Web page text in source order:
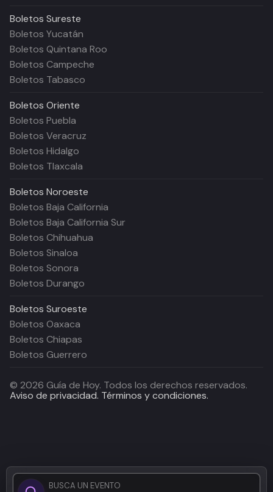
BUSCA UN EVENTO
Boletos Sureste
Boletos Yucatán
Boletos Quintana Roo
Boletos Campeche
Boletos Tabasco
Boletos Oriente
Boletos Puebla
Boletos Veracruz
Boletos Hidalgo
Boletos Tlaxcala
Boletos Noroeste
Boletos Baja California
Boletos Baja California Sur
Boletos Chihuahua
Boletos Sinaloa
Boletos Sonora
Boletos Durango
Boletos Suroeste
Boletos Oaxaca
Boletos Chiapas
Boletos Guerrero
© 2026 Guía de Hoy. Todos los derechos reservados.
Aviso de privacidad. Términos y condiciones.